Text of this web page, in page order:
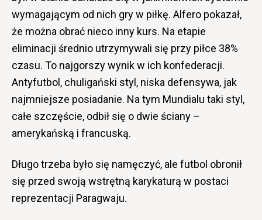
wymagającym od nich gry w piłkę. Alfero pokazał,
że można obrać nieco inny kurs. Na etapie
eliminacji średnio utrzymywali się przy piłce 38%
czasu. To najgorszy wynik w ich konfederacji.
Antyfutbol, chuligański styl, niska defensywa, jak
najmniejsze posiadanie. Na tym Mundialu taki styl,
całe szczęście, odbił się o dwie ściany –
amerykańską i francuską.
Długo trzeba było się namęczyć, ale futbol obronił
się przed swoją wstrętną karykaturą w postaci
reprezentacji Paragwaju.